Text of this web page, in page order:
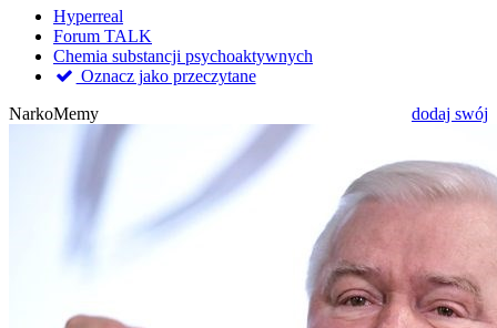
Hyperreal
Forum TALK
Chemia substancji psychoaktywnych
Oznacz jako przeczytane
NarkoMemy
dodaj swój